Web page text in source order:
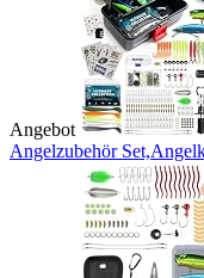
Angebot
Angelzubehör